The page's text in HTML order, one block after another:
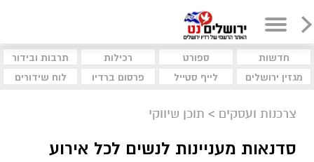
חדשות ספורט רכילות
תרבות ובידור
מגזין ירושלים
לייף סטייל פרסום ברדיו לוח שידורים
צרכנות ועסקים > תוכן שיווקי
סדנאות מעניינות לנשים לכל אירוע